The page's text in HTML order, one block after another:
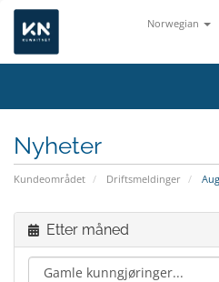
Norwegian
Nyheter
Kundeområdet Driftsmeldinger
Etter måned